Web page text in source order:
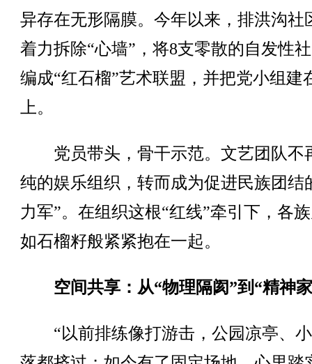
异存在无形隔膜。今年以来，排洪沟社
着力拆除“心墙”，将8支零散的自发性
编成“红石榴”艺术联盟，并把党小组建
上。
党员带头，骨干示范。文艺团队不
纯的娱乐组织，转而成为促进民族团结
力军”。在组织这根“红线”牵引下，各
如石榴籽般紧紧抱在一起。
空间共享：从“物理隔阂”到“精神
“以前排练像打游击，公园凉亭、